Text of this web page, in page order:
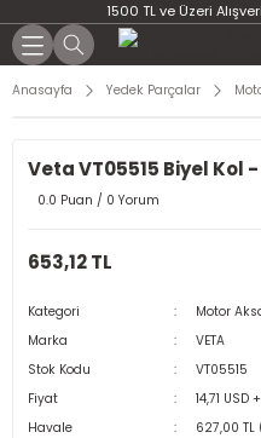
1500 TL ve Üzeri
Anasayfa Yedek Parçalar
Veta VT05515 Biyel Kol -
0.0 Puan / 0 Yorum
653,12 TL
Kategori
Motor
Marka
VETA
Stok Kodu
VT05515
Fiyat
14,71 USD
Havale
627,00 TL